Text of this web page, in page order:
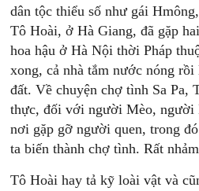
dân tộc thiểu số như gái
Tô Hoài, ở Hà Giang, đã gặp
hoa hậu ở Hà Nội thời Pháp
xong, cả nhà tắm nước nóng
đất. Về chuyện chợ tình Sa Pa,
thực, đối với người Mèo, người
nơi gặp gỡ người quen, trong
ta biến thành chợ tình. Rất
Tô Hoài hay tả kỹ loài vật và